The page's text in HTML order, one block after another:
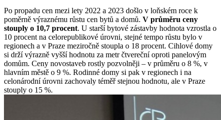
Po propadu cen mezi lety 2022 a 2023 došlo v loňském roce k
poměrně výraznému růstu cen bytů a domů. V průměru ceny
stouply o 10,7 procent. U starší bytové zástavby hodnota vzrostla o
10 procent na celorepublikové úrovni, stejné tempo růstu bylo v
regionech a v Praze meziročně stoupla o 18 procent. Cihlové domy
si drží výrazně vyšší hodnotu za metr čtvereční oproti panelovým
domům. Ceny novostaveb rostly pozvolněji – v průměru o 8 %, v
hlavním městě o 9 %. Rodinné domy si pak v regionech i na
celonárodní úrovni zachovaly téměř stejnou hodnotu, ale v Praze
stouply o 15 %.